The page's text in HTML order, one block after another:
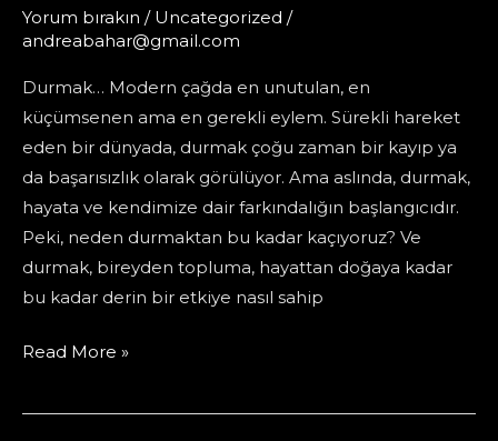
Yorum bırakın / Uncategorized /
andreabahar@gmail.com
Durmak… Modern çağda en unutulan, en
küçümsenen ama en gerekli eylem. Sürekli hareket
eden bir dünyada, durmak çoğu zaman bir kayıp ya
da başarısızlık olarak görülüyor. Ama aslında, durmak,
hayata ve kendimize dair farkındalığın başlangıcıdır.
Peki, neden durmaktan bu kadar kaçıyoruz? Ve
durmak, bireyden topluma, hayattan doğaya kadar
bu kadar derin bir etkiye nasıl sahip
durmak:
duran
Read More »